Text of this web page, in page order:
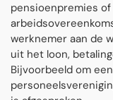
pensioenpremies
werknemer aan de
uit het loon,
Bijvoorbeeld om